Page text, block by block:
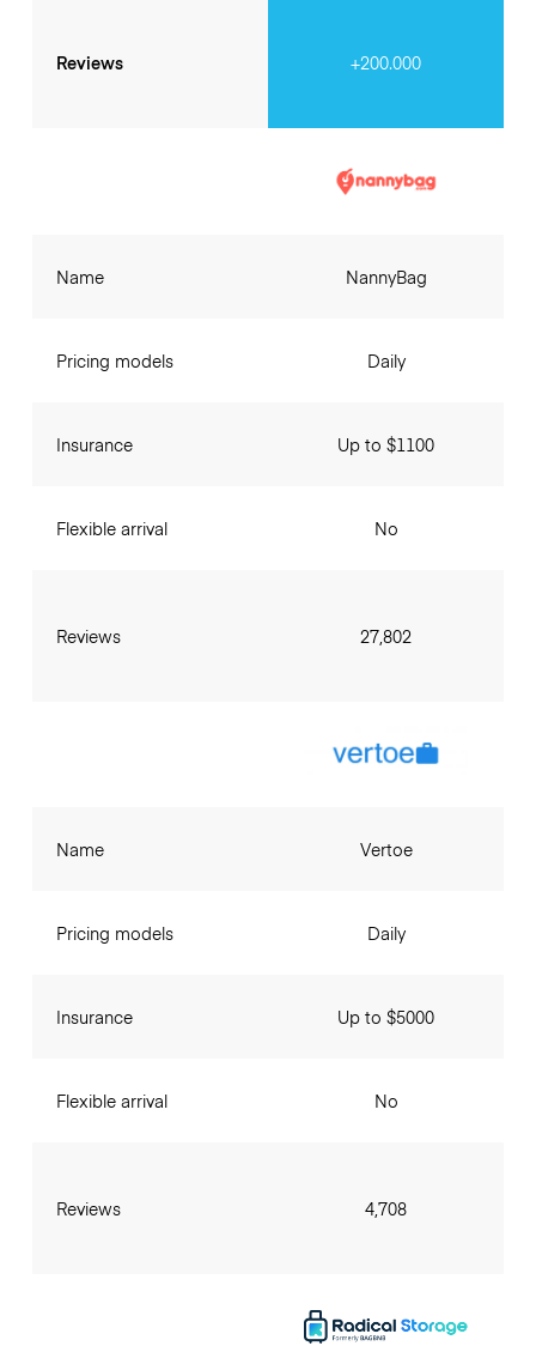
Reviews +200.000
Name
Pricing models
Insurance
Flexible arrival
Reviews
NannyBag
Daily
Up to $1100
No
27,802
Name
Pricing models
Insurance
Flexible arrival
Reviews
Vertoe
Daily
Up to $5000
No
4,708